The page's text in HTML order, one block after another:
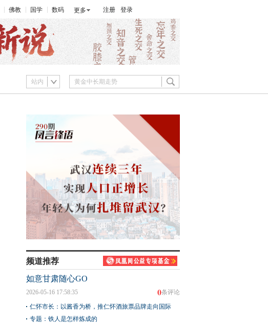
佛教 国学 数码 更多 注册 登录
站内
频道推荐
如意甘肃随心GO
0条评论
2026-05-16 17:58:35
仁怀市长：以酱香为桥，推仁怀酒旅票品牌走向国际
专题：铁人是怎样炼成的